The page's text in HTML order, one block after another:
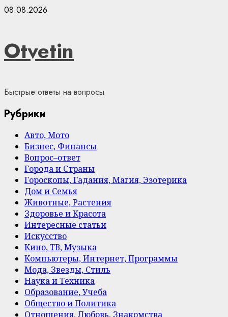
Skip
08.08.2026
Otvetin
Быстрые ответы на вопросы
Рубрики
Авто, Мото
Бизнес, Финансы
Вопрос–ответ
Города и Страны
Гороскопы, Гадания, Магия, Эзотерика
Дом и Семья
Животные, Растения
Здоровье и Красота
Интересные статьи
Искусство
Кино, ТВ, Музыка
Компьютеры, Интернет, Программы
Мода, Звезды, Стиль
Наука и Техника
Образование, Учеба
Общество и Политика
Отношения, Любовь, Знакомства